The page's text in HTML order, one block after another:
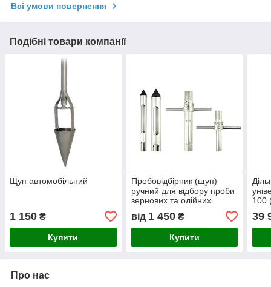
Всі умови повернення
Подібні товари компанії
Щуп автомобільний
1 150 ₴
Купити
Пробовідбірник (щуп)
ручний для відбору проби
зернових та олійних
від 1 450₴
Купити
100
39
Про нас